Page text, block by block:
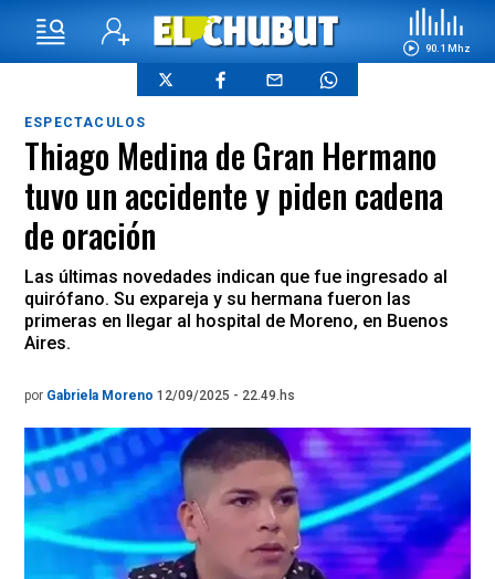
90.1 Mhz
ESPECTACULOS
Thiago Medina de Gran Hermano
tuvo un accidente y piden cadena
de oración
Las últimas novedades indican que fue ingresado al
quirófano. Su expareja y su hermana fueron las
primeras en llegar al hospital de Moreno, en Buenos
Aires.
por Gabriela Moreno 12/09/2025 - 22.49.hs